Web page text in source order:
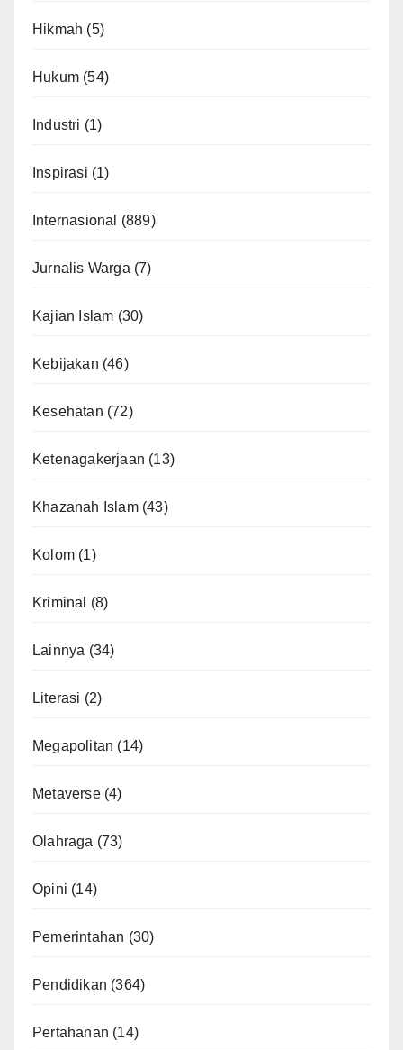
Hikmah (5)
Hukum (54)
Industri (1)
Inspirasi (1)
Internasional (889)
Jurnalis Warga (7)
Kajian Islam (30)
Kebijakan (46)
Kesehatan (72)
Ketenagakerjaan (13)
Khazanah Islam(43)
Kolom (1)
Kriminal (8)
Lainnya (34)
Literasi (2)
Megapolitan (14)
Metaverse(4)
Olahraga (73)
Opini (14)
Pemerintahan (30)
Pendidikan (364)
Pertahanan (14)